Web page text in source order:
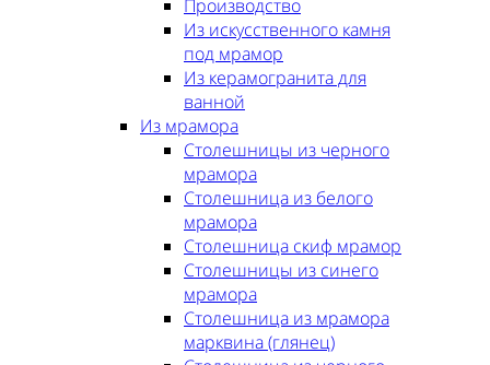
Производство
Из искусственного камня
под мрамор
Из керамогранита для
ванной
Из мрамора
Столешницы из черного
мрамора
Столешница из белого
мрамора
Столешница скиф мрамор
Столешницы из синего
мрамора
Столешница из мрамора
марквина (глянец)